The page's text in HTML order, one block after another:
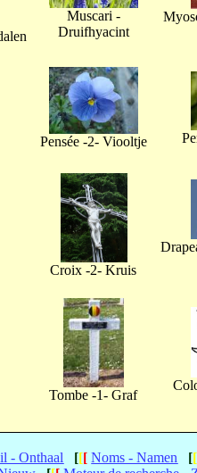
Muscari -
Druifhyacint
Pensée -2- Viooltje
Croix -2- Kruis
Tombe -1- Graf
- Onthaal [[[ Noms - Namen [[